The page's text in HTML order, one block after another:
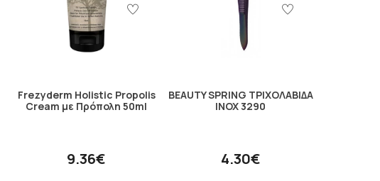
Frezyderm Holistic Propolis
Cream με Πρόπολη 50ml
9.36€
BEAUTY SPRING ΤΡΙΧΟΛΑΒΙΔΑ
INOX 3290
4.30€